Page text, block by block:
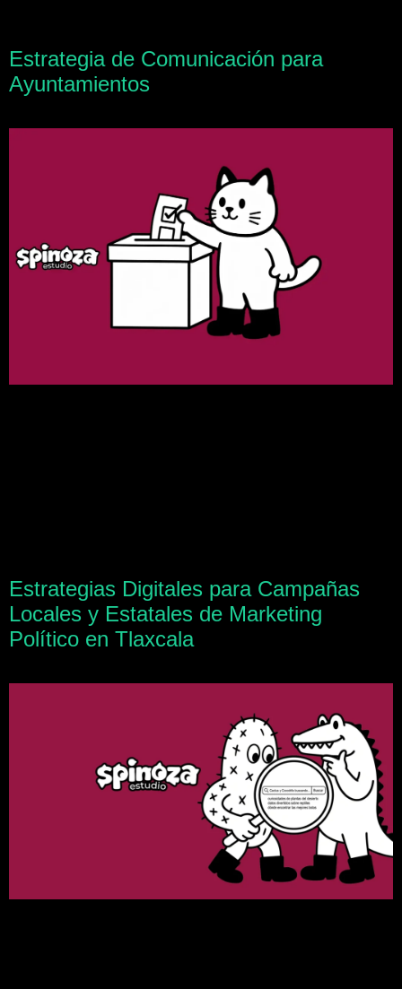
Estrategia de Comunicación para
Ayuntamientos
Estrategias Digitales para Campañas
Locales y Estatales de Marketing
Político en Tlaxcala